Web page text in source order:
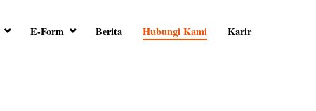
E-Form Berita Hubungi Kami Karir